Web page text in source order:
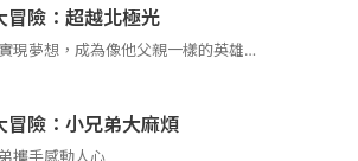
冒險：超越北極光
現夢想，成為像他父親一樣的英雄…
冒險：小兄弟大麻煩
攜手感動人心